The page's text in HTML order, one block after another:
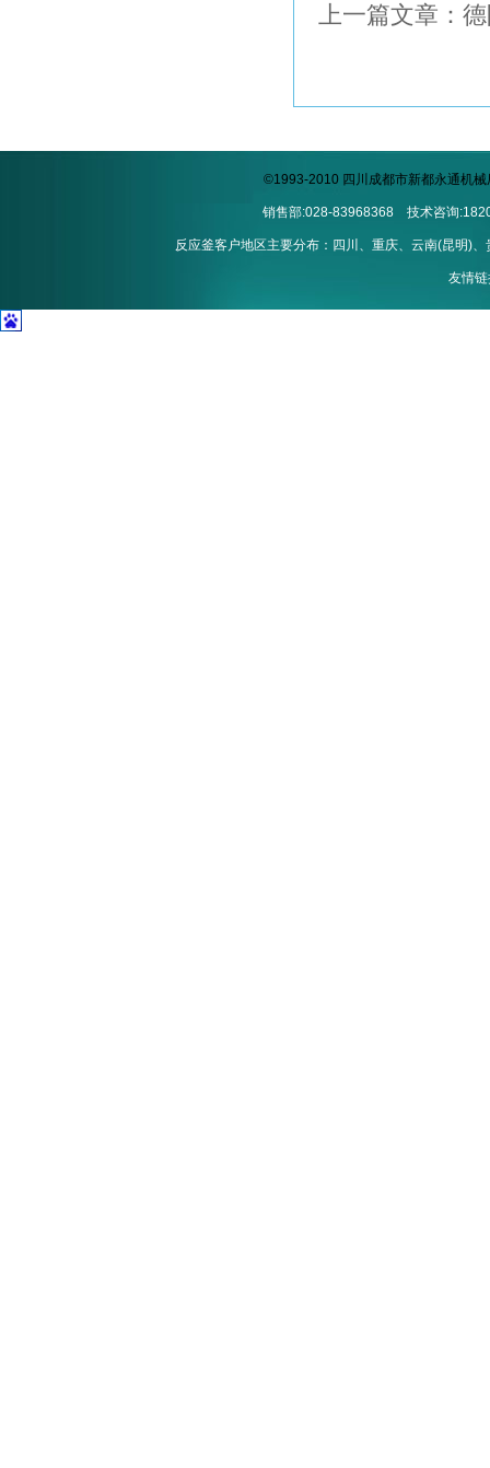
上一篇文章：
©1993-2010 四川成都市新都永通机
销售部:028-83968368 技术咨询
反应釜客户地区主要分布：四川、重庆、云南(昆明)
友情